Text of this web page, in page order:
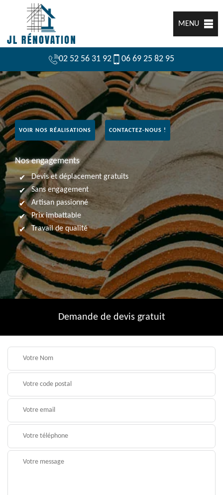
MENU
02 52 56 31 92 06 69 25 82 95
VOIR NOS RÉALISATIONS CONTACTEZ-NOUS !
Nos engagements
Devis et déplacement gratuits
Sans engagement
Artisan passionné
Prix imbattable
Travail de qualité
Demande de devis gratuit